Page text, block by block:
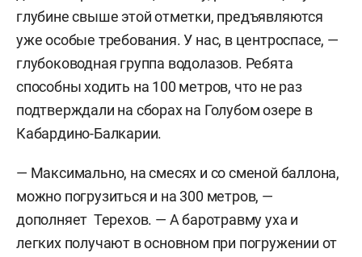
глубине свыше этой отметки, предъявляются
уже особые требования. У нас, в центроспасе, —
глубоководная группа водолазов. Ребята
способны ходить на 100 метров, что не раз
подтверждали на сборах на Голубом озере в
Кабардино-Балкарии.
— Максимально, на смесях и со сменой баллона,
можно погрузиться и на 300 метров, —
дополняет Терехов. — А баротравму уха и
легких получают в основном при погружении от